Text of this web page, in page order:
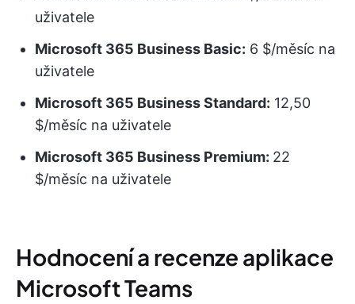
uživatele
Microsoft 365 Business Basic: 6 $/měsíc na
uživatele
Microsoft 365 Business Standard: 12,50
$/měsíc na uživatele
Microsoft 365 Business Premium: 22
$/měsíc na uživatele
Hodnocení a recenze aplikace
Microsoft Teams